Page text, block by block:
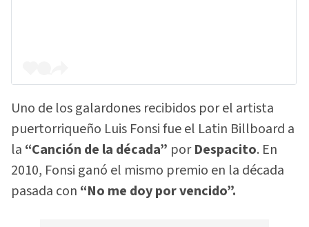
Uno de los galardones recibidos por el artista
puertorriqueño Luis Fonsi fue el Latin Billboard a
la “Canción de la década” porDespacito. En
2010, Fonsi ganó el mismo premio en la década
pasada con “No me doy por vencido”.